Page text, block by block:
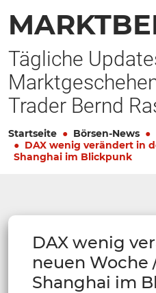
Tägliche
Trader Bernd
Startseite Börsen-News
DAX wenig verändert in
Shanghai im Blickpunk
DAX wenig
neuen Woche
Shanghai im